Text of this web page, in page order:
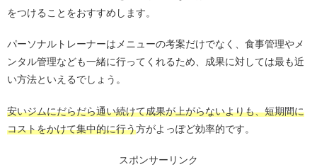
をつけることをおすすめします。
パーソナルトレーナーはメニューの考案だけでなく、食事管理やメ
ンタル管理なども一緒に行ってくれるため、成果に対しては最も近
い方法といえるでしょう。
安いジムにだらだら通い続けて成果が上がらないよりも、短期間に
コストをかけて集中的に行う方がよっぽど効率的です。
スポンサーリンク